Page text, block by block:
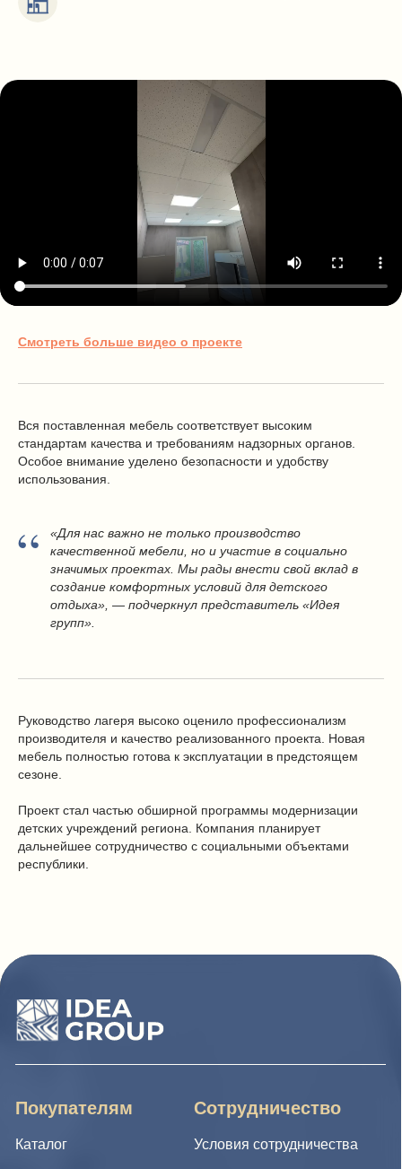
Смотреть больше видео о проекте
Вся поставленная мебель соответствует высоким
стандартам качества и требованиям надзорных органов.
Особое внимание уделено безопасности и удобству
использования.
“
«Для нас важно не только производство
качественной мебели, но и участие в социально
значимых проектах. Мы рады внести свой вклад в
создание комфортных условий для детского
отдыха», — подчеркнул представитель «Идея
групп».
Руководство лагеря высоко оценило профессионализм
производителя и качество реализованного проекта. Новая
мебель полностью готова к эксплуатации в предстоящем
сезоне.
Проект стал частью обширной программы модернизации
детских учреждений региона. Компания планирует
дальнейшее сотрудничество с социальными объектами
республики.
Рассылка
Акции и распродажа
Гарантия
Возврат товара
Покупателям
8 (988) 794 67 94
Если Вы хотите стать нашим партнером, оставьте Ваш
e-mail, и мы свяжемся с Вами в ближайшее время:
Политики конфиденциальности и обработки